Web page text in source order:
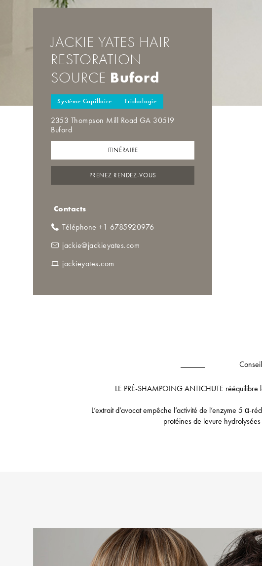
JACKIE YATES HAIR
RESTORATION
SOURCE Buford
Système Capillaire Trichologie
2353 Thompson Mill Road GA 30519
Buford
ITINÉRAIRE
PRENEZ RENDEZ-VOUS
Contacts
Téléphone +1 6785920976
jackie@jackieyates.com
jackieyates.com
LE PRÉ-SHAMPOING ANTICHUTE
L’extrait d’avocat empêche l’activité de l’enzyme 5
protéines de levure